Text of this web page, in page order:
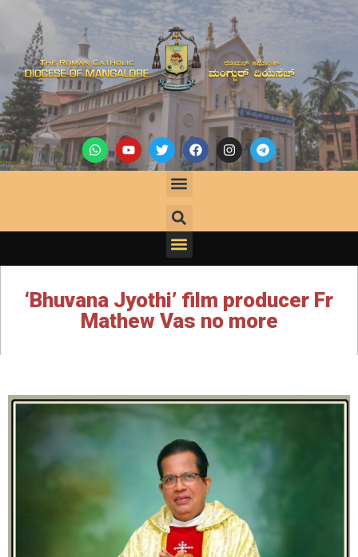
‘Bhuvana Jyothi’ film producer Fr
Mathew Vas no more